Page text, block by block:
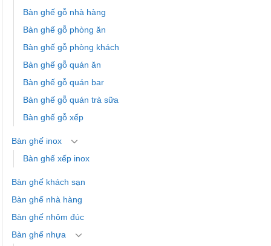
Bàn ghế gỗ nhà hàng
Bàn ghế gỗ phòng ăn
Bàn ghế gỗ phòng khách
Bàn ghế gỗ quán ăn
Bàn ghế gỗ quán bar
Bàn ghế gỗ quán trà sữa
Bàn ghế gỗ xếp
Bàn ghế inox
Bàn ghế xếp inox
Bàn ghế khách sạn
Bàn ghế nhà hàng
Bàn ghế nhôm đúc
Bàn ghế nhựa